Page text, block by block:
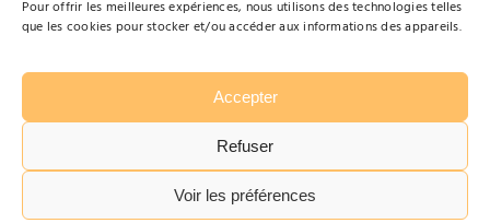
Pour offrir les meilleures expériences, nous utilisons des technologies telles
que les cookies pour stocker et/ou accéder aux informations des appareils.
Accepter
Refuser
Voir les préférences
Contact
Tabarbara
Mentions légales
Politique de confidentialité
Plan du site